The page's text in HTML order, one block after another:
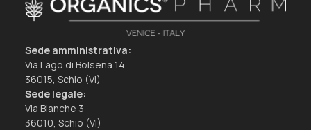
Sede amministrativa:
Via Lago di Bolsena 14
36015, Schio (VI)
Sede legale:
Via Bianche 3
36010, Schio (VI)